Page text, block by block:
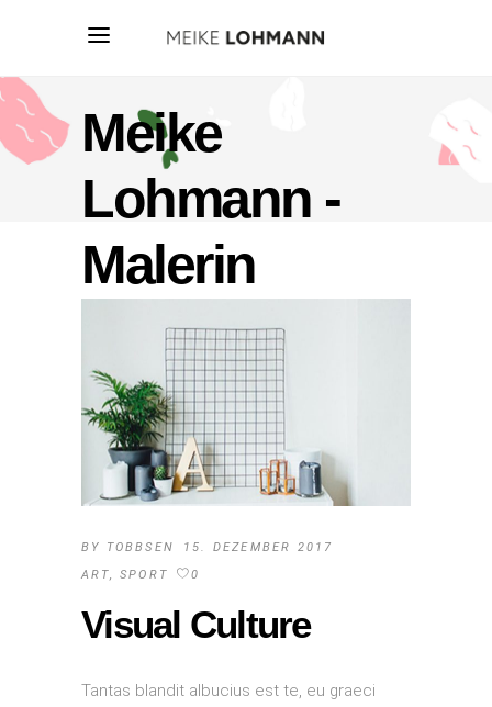
Meike
Lohmann -
Malerin
BY TOBBSEN
15. DEZEMBER 2017
ART,SPORT 0
Visual Culture
Tantas blandit albucius est te, eu graeci